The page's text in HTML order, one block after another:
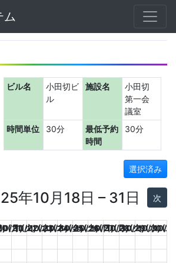
ム
ビル名
小田切ビ
ル
施設名
小田切
第一会
議室
時間単位
30分
最低予約
時間
30分
選択済み
年10月18日 – 31日 次
) 月)
21(火)
10/22(水)
10/23(木)
10/24(金)
10/25(土)
10/26(日)
10/27(月)
10/28(火)
10/29(水)
10/30(木
10/